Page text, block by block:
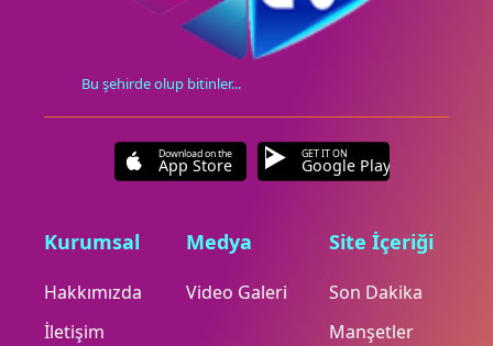
Bu şehirde olup bitinler...
Download on the
App Store
GET IT ON
Google Play
Kurumsal
Hakkımızda
İletişim
Medya
Video Galeri
Site İçeriği
Son Dakika
Manşetler